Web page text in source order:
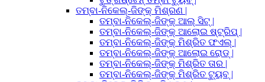
ତମ୍ବା-ନିକେଲ୍-ଜିଙ୍କ୍ ମିଶ୍ରଣ |
ତମ୍ବା-ନିକେଲ୍-ଜିଙ୍କ୍ ଆଲ୍ ସିଟ୍ |
ତମ୍ବା-ନିକେଲ୍-ଜିଙ୍କ୍ ଆଲୋଇ ଷ୍ଟ୍ରିପ୍ |
ତମ୍ବା-ନିକେଲ୍-ଜିଙ୍କ୍ ମିଶ୍ରିତ ଫଏଲ୍ |
ତମ୍ବା-ନିକେଲ୍-ଜିଙ୍କ୍ ଆଲୋଇ ରୋଡ୍ |
ତମ୍ବା-ନିକେଲ୍-ଜିଙ୍କ୍ ମିଶ୍ରିତ ତାର |
ତମ୍ବା-ନିକେଲ୍-ଜିଙ୍କ୍ ମିଶ୍ରିତ ଟ୍ୟୁବ୍ |